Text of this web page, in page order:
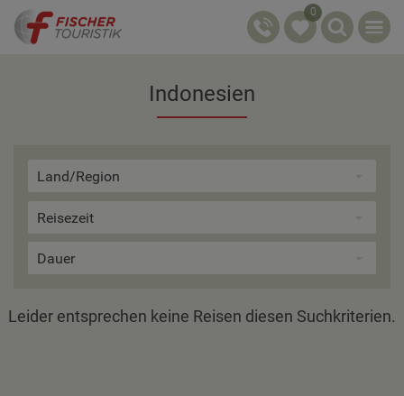
0
Indonesien
Land/Region
Reisezeit
Dauer
Leider entsprechen keine Reisen diesen Suchkriterien.